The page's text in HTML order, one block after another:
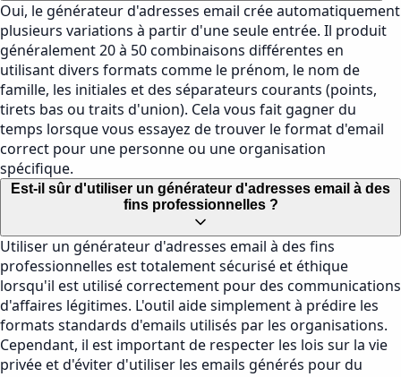
Oui, le générateur d'adresses email crée automatiquement
plusieurs variations à partir d'une seule entrée. Il produit
généralement 20 à 50 combinaisons différentes en
utilisant divers formats comme le prénom, le nom de
famille, les initiales et des séparateurs courants (points,
tirets bas ou traits d'union). Cela vous fait gagner du
temps lorsque vous essayez de trouver le format d'email
correct pour une personne ou une organisation
spécifique.
Est-il sûr d'utiliser un générateur d'adresses email à des
fins professionnelles ?
Utiliser un générateur d'adresses email à des fins
professionnelles est totalement sécurisé et éthique
lorsqu'il est utilisé correctement pour des communications
d'affaires légitimes. L'outil aide simplement à prédire les
formats standards d'emails utilisés par les organisations.
Cependant, il est important de respecter les lois sur la vie
privée et d'éviter d'utiliser les emails générés pour du